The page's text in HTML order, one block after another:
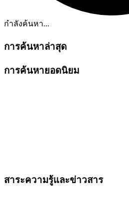
กำลังค้นหา...
การค้นหาล่าสุด
การค้นหายอดนิยม
สาระความรู้และข่าวสาร